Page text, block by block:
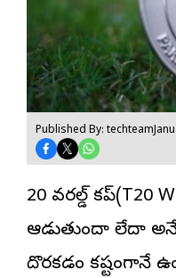
Published By: techteam
టి20 వరల్డ్
ఆడుతుందా లేదా
దొరకడం కష్టంగానే